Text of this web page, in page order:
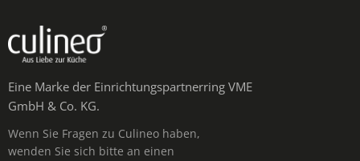
Eine Marke der Einrichtungspartnerring VME
GmbH & Co. KG.
Wenn Sie Fragen zu Culineo haben,
wenden Sie sich bitte an einen